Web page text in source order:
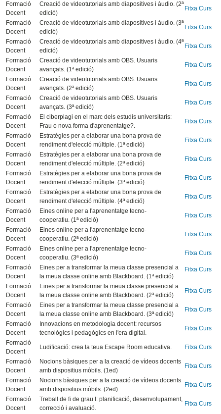
Formació
Docent
Creació de videotutorials amb diapositives i àudio. (2ª
edició)
Fitxa Curs
Formació
Docent
Creació de videotutorials amb diapositives i àudio. (3ª
edició)
Fitxa Curs
Formació
Docent
Creació de videotutorials amb diapositives i àudio. (4ª
edició)
Fitxa Curs
Formació
Docent
Creació de videotutorials amb OBS. Usuaris
avançats. (1ª edició)
Fitxa Curs
Formació
Docent
Creació de videotutorials amb OBS. Usuaris
avançats. (2ª edició)
Fitxa Curs
Formació
Docent
Creació de videotutorials amb OBS. Usuaris
avançats. (3ª edició)
Fitxa Curs
Formació
Docent
El ciberplagi en el marc dels estudis universitaris:
Frau o nova forma d'aprenentatge?.
Fitxa Curs
Formació
Docent
Estratègies per a elaborar una bona prova de
rendiment d'elecció múltiple. (1ª edició)
Fitxa Curs
Formació
Docent
Estratègies per a elaborar una bona prova de
rendiment d'elecció múltiple. (2ª edició)
Fitxa Curs
Formació
Docent
Estratègies per a elaborar una bona prova de
rendiment d'elecció múltiple. (3ª edició)
Fitxa Curs
Formació
Docent
Estratègies per a elaborar una bona prova de
rendiment d'elecció múltiple. (4ª edició)
Fitxa Curs
Formació
Docent
Eines online per a l'aprenentatge tecno-
cooperatiu. (1ª edició)
Fitxa Curs
Formació
Docent
Eines online per a l'aprenentatge tecno-
cooperatiu. (2ª edició)
Fitxa Curs
Formació
Docent
Eines online per a l'aprenentatge tecno-
cooperatiu. (3ª edició)
Fitxa Curs
Formació
Docent
Eines per a transformar la meua classe presencial a
la meua classe online amb Blackboard. (1ª edició)
Fitxa Curs
Formació
Docent
Eines per a transformar la meua classe presencial a
la meua classe online amb Blackboard. (2ª edició)
Fitxa Curs
Formació
Docent
Eines per a transformar la meua classe presencial a
la meua classe online amb Blackboard. (3ª edició)
Fitxa Curs
Formació
Docent
Innovacions en metodologia docent: recursos
tecnològics i pedagògics en l'era digital.
Fitxa Curs
Formació
Docent
Ludificació: crea la teua Escape Room educativa. Fitxa Curs
Formació
Docent
Nocions bàsiques per a la creació de vídeos docents
amb dispositius mòbils. (1ed)
Fitxa Curs
Formació
Docent
Nocions bàsiques per a la creació de vídeos docents
amb dispositius mòbils. (2ed)
Fitxa Curs
Formació
Docent
Treball de fi de grau I: planificació, desenvolupament,
correcció i avaluació.
Fitxa Curs